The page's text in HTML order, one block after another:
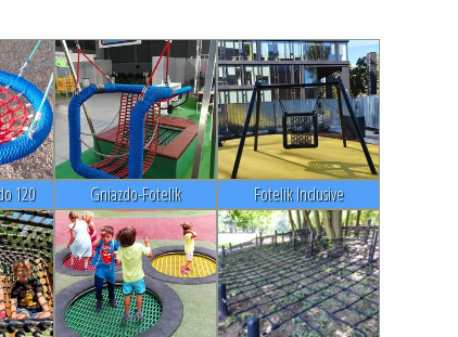
120 Gniazdo-Fotelik Fotelik Inclusive